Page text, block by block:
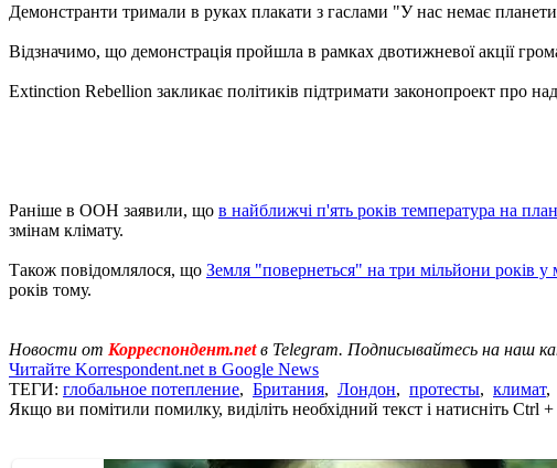
Демонстранти тримали в руках плакати з гаслами "У нас немає
Відзначимо, що демонстрація пройшла в рамках двотижневої акції
Extinction Rebellion закликає політиків підтримати законопроект про
Раніше в ООН заявили, що в найближчі п'ять років температура на
змінам клімату.
Також повідомлялося, що Земля "повернеться" на три мільйони років у
років тому.
Новости от Корреспондент.netв Telegram. Подписывайтесь на наш
Читайте Korrespondent.net в Google News
ТЕГИ: глобальное потепление, Британия, Лондон, протесты, климат,
Якщо ви помітили помилку, виділіть необхідний текст і натисніть